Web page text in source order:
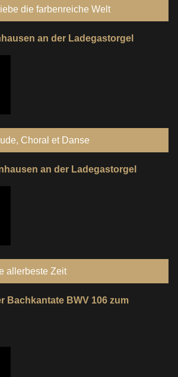
die farbenreiche Welt
an der Ladegastorgel
Choral et Danse
an der Ladegastorgel
allerbeste Zeit
Bachkantate BWV 106 zum